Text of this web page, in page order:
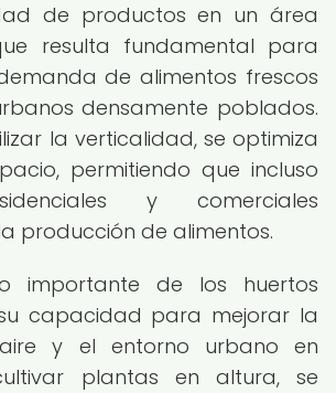
de productos en un área
resulta fundamental para
de alimentos frescos
densamente poblados.
la verticalidad, se optimiza
permitiendo que incluso
y comerciales
producción de alimentos.
importante de los huertos
capacidad para mejorar la
y el entorno urbano en
plantas en altura, se